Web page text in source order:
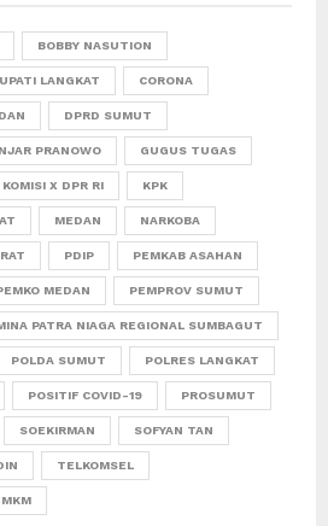
BOBBY NASUTION
LANGKAT CORONA
DPRD SUMUT
PRANOWO GUGUS TUGAS
KOMISI X DPR RI KPK
MEDAN NARKOBA
PDIP PEMKAB ASAHAN
MEDAN PEMPROV SUMUT
PATRA NIAGA REGIONAL SUMBAGUT
POLDA SUMUT POLRES LANGKAT
POSITIF COVID-19 PROSUMUT
SOEKIRMAN SOFYAN TAN
TELKOMSEL